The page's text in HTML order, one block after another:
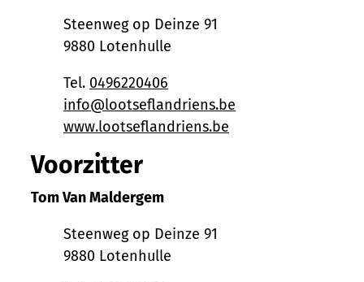
AdresSteenweg op Deinze 91
,9880 Lotenhulle
0496220406
E-mailinfo@lootseflandriens.be
Websitewww.lootseflandriens.be
Voorzitter
TomVan Maldergem
AdresSteenweg op Deinze 91
,9880 Lotenhulle